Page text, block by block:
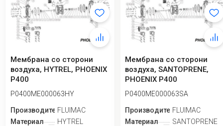
Мембрана со сторони
воздуха, HYTREL, PHOENIX
P400
P0400ME000063HY
ПроизводительFLUIMAC
Материал
HYTREL
Мембрана со сторони
воздуха, SANTOPRENE,
PHOENIX P400
P0400ME000063SA
ПроизводительFLUIMAC
Материал
SANTOPRENE